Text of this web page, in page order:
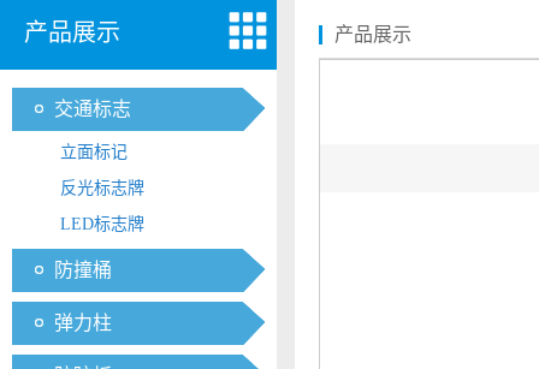
产品展示
交通标志
立面标记
反光标志牌
LED标志牌
防撞桶
弹力柱
产品展示